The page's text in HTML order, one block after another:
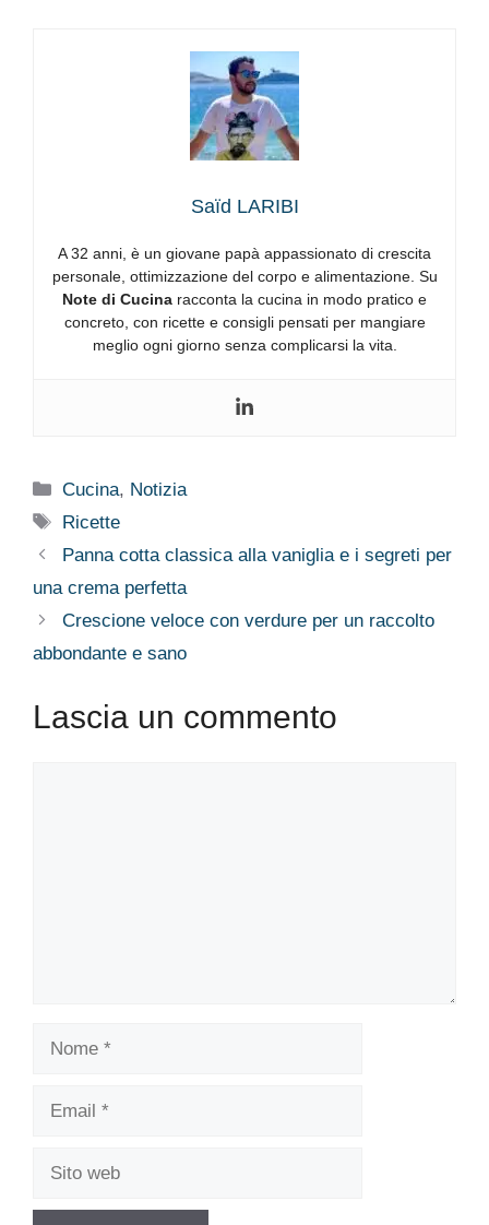
Saïd LARIBI
A 32 anni, è un giovane papà appassionato di crescita
personale, ottimizzazione del corpo e alimentazione. Su
Note di Cucina racconta la cucina in modo pratico e
concreto, con ricette e consigli pensati per mangiare
meglio ogni giorno senza complicarsi la vita.
Categorie
Cucina, Notizia
Tag
Ricette
Panna cotta classica alla vaniglia e i segreti per
una crema perfetta
Crescione veloce con verdure per un raccolto
abbondante e sano
Lascia un commento